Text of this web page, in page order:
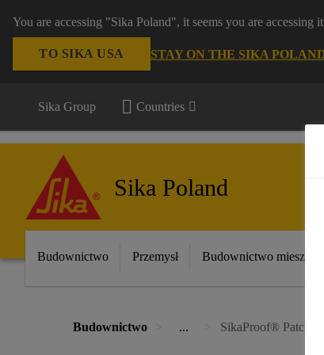
You are accessing "Sika Poland", it seems you are
TO SIKA USA STAY ON THE SIKA
Sika Group Countries
Sika Poland
Budownictwo Przemysł Budownictwo
Budownictwo ... SikaProof® Patch-